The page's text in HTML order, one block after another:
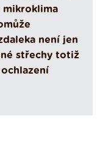
mikroklima
není jen
střechy totiž